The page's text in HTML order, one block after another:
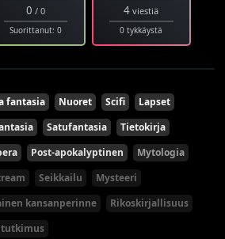
0 / 0
Suorittanut: 0
4 viestiä
0 tykkäystä
fantasia Nuoret Scifi
Lapset
Satufantasia
Tietokirja
Post-apokalyptinen
Mytologia
Seikkailu
Mysteeri
kansanperinne
Rikoskirjallisuus